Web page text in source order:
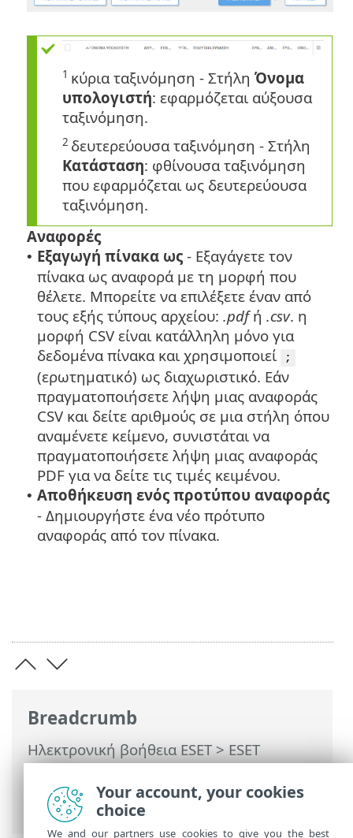
Breadcrumb
Ηλεκτρονική βοήθεια ESET>ESET
PROTECT On-Prem>Έναρξη>Κονσόλα
διαδικτύου ESET PROTECT > Προσαρμογή
φίλτρων και διάταξης
1 κύρια ταξινόμηση - Στήλη Όνομα
υπολογιστή: εφαρμόζεται αύξουσα
ταξινόμηση.
2 δευτερεύουσα ταξινόμηση - Στήλη
Κατάσταση: φθίνουσα ταξινόμηση
που εφαρμόζεται ως δευτερεύουσα
ταξινόμηση.
Αναφορές
• Εξαγωγή πίνακα ως - Εξαγάγετε τον
πίνακα ως αναφορά με τη μορφή που
θέλετε. Μπορείτε να επιλέξετε έναν από
τους εξής τύπους αρχείου: .pdfή .csv. η
μορφή CSV είναι κατάλληλη μόνο για
δεδομένα πίνακα και χρησιμοποιεί
;
(ερωτηματικό) ως διαχωριστικό. Εάν
πραγματοποιήσετε λήψη μιας αναφοράς
CSV και δείτε αριθμούς σε μια στήλη όπου
αναμένετε κείμενο, συνιστάται να
πραγματοποιήσετε λήψη μιας αναφοράς
PDF για να δείτε τις τιμές κειμένου.
• Αποθήκευση ενός προτύπου αναφοράς
- Δημιουργήστε ένα νέο πρότυπο
αναφοράς από τον πίνακα.
Your account, your cookies
choice
We and our partners use cookies to give you the best